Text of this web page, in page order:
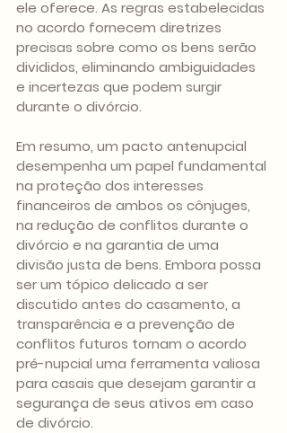
ele oferece. As regras estabelecidas
no acordo fornecem diretrizes
precisas sobre como os bens serão
divididos, eliminando ambiguidades
e incertezas que podem surgir
durante o divórcio.
Em resumo, um pacto antenupcial
desempenha um papel fundamental
na proteção dos interesses
financeiros de ambos os cônjuges,
na redução de conflitos durante o
divórcio e na garantia de uma
divisão justa de bens. Embora possa
ser um tópico delicado a ser
discutido antes do casamento, a
transparência e a prevenção de
conflitos futuros tornam o acordo
pré-nupcial uma ferramenta valiosa
para casais que desejam garantir a
segurança de seus ativos em caso
de divórcio.